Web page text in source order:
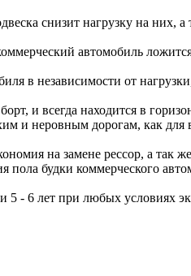
снизит нагрузку на них, а
автомобиль
в независимости от
и всегда находится в
и неровным дорогам, как для
на замене рессор, а так
пола будки коммерческого
- 6 лет при любых условиях